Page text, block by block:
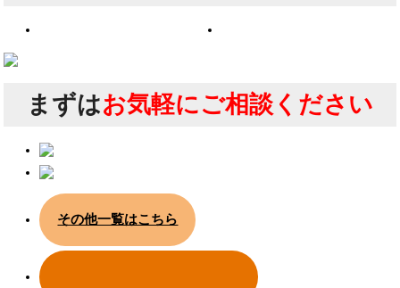
まずはお気軽にご相談ください
その他一覧はこちら